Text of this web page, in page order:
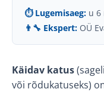
⏱ Lugemisaeg: u
👨‍🔧 Ekspert: OÜ
Käidav katus
või rõdukatuseks)